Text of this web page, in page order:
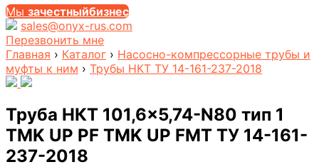
Мы зачестныйбизнес
sales@onyx-rus.com
Перезвонить мне
Главная › Каталог › Насосно-компрессорные трубы и
муфты к ним › Трубы НКТ ТУ 14-161-237-2018
Труба НКТ 101,6×5,74-N80 тип 1
TMK UP PF TMK UP FMT ТУ 14-161-
237-2018